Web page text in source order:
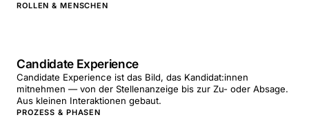
ROLLEN & MENSCHEN
Candidate Experience
Candidate Experience ist das Bild, das Kandidat:innen
mitnehmen — von der Stellenanzeige bis zur Zu- oder Absage.
Aus kleinen Interaktionen gebaut.
PROZESS & PHASEN